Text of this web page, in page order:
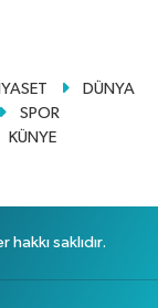
DÜNYA
SPOR
KÜNYE
saklıdır.